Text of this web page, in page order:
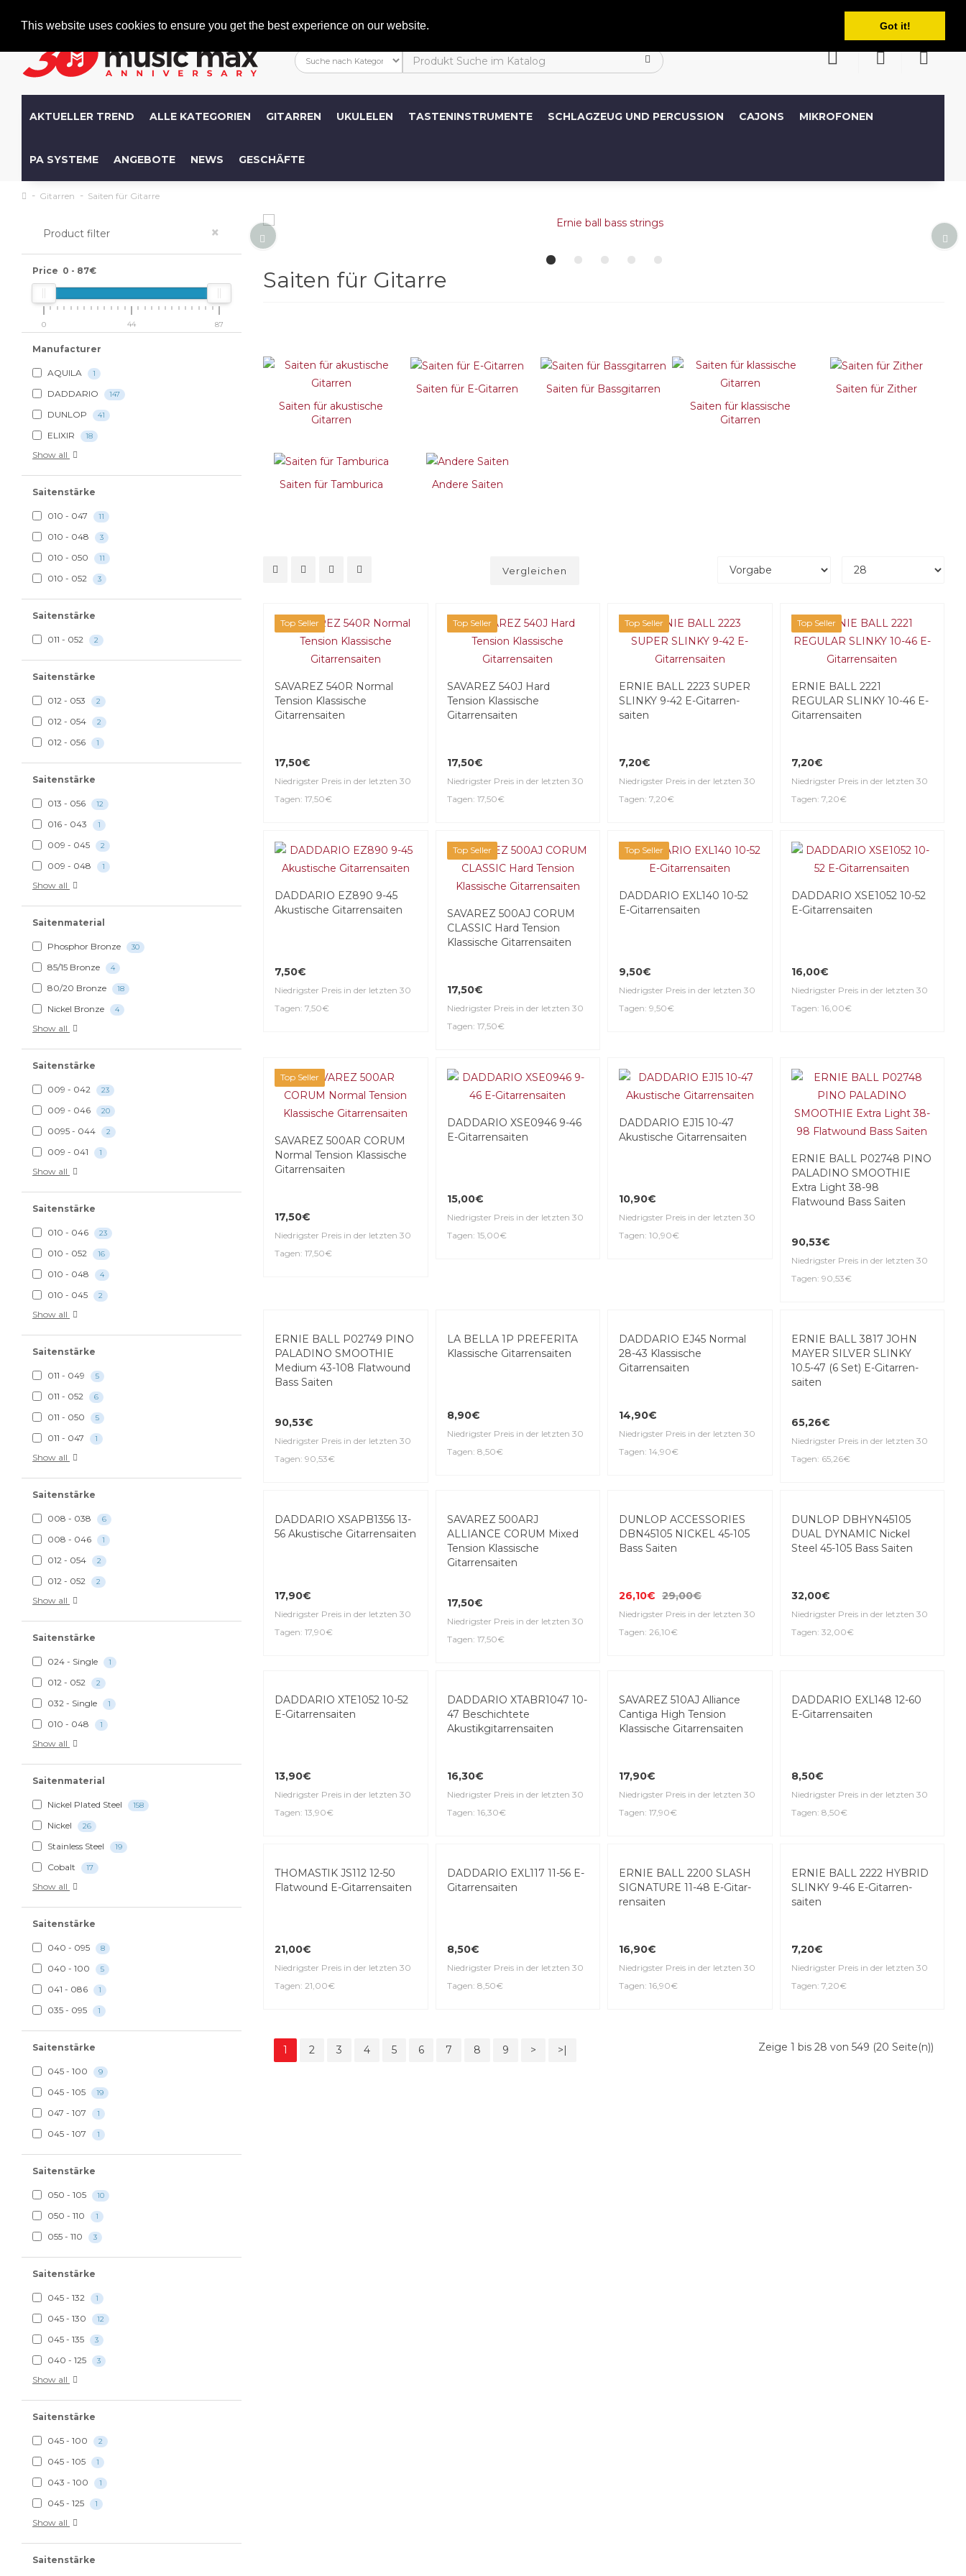
This website uses cookies to ensure you get the best experience on our website. Got it!
Deutsch
AKTUELLER TREND ALLE KATEGORIEN GITARREN UKULELEN TASTENINSTRUMENTE SCHLAGZEUG UND PERCUSSION CAJONS MIKROFONEN
PA SYSTEME ANGEBOTE NEWS GESCHÄFTE
Gitarren Saiten für Gitarre
Product filter ×
Price 0 - 87€
0 44 87
Manufacturer
AQUILA 1
DADDARIO 147
DUNLOP 41
ELIXIR 18
Show all
Saitenstärke
010 - 047 11
010 - 048 3
010 - 050 11
010 - 052 3
Saitenstärke
011 - 052 2
Saitenstärke
012 - 053 2
012 - 054 2
012 - 056 1
Saitenstärke
013 - 056 12
016 - 043 1
009 - 045 2
009 - 048 1
Show all
Saitenmaterial
Phosphor Bronze 30
85/15 Bronze 4
80/20 Bronze 18
Nickel Bronze 4
Show all
Saitenstärke
009 - 042 23
009 - 046 20
0095 - 044 2
009 - 041 1
Show all
Saitenstärke
010 - 046 23
010 - 052 16
010 - 048 4
010 - 045 2
Show all
Saitenstärke
011 - 049 5
011 - 052 6
011 - 050 5
011 - 047 1
Show all
Saitenstärke
008 - 038 6
008 - 046 1
012 - 054 2
012 - 052 2
Show all
Saitenstärke
024 - Single 1
012 - 052 2
032 - Single 1
010 - 048 1
Show all
Saitenmaterial
Nickel Plated Steel 158
Nickel 26
Stain­less Steel 19
Cobalt 17
Show all
Saitenstärke
040 - 095 8
040 - 100 5
041 - 086 1
035 - 095 1
Saitenstärke
045 - 100 9
045 - 105 19
047 - 107 1
045 - 107 1
Saitenstärke
050 - 105 10
050 - 110 1
055 - 110 3
Saitenstärke
045 - 132 1
045 - 130 12
045 - 135 3
040 - 125 3
Show all
Saitenstärke
045 - 100 2
045 - 105 1
043 - 100 1
045 - 125 1
Show all
Saitenstärke
Saiten für Gitarre
Saiten für akustische
Gitarren
Saiten für E-Gitarren
Saiten für Bassgitarren
Saiten für klassische
Gitarren
Saiten für Zither
Saiten für Tamburica Andere Saiten
Vergleichen
Top Seller
SAVAREZ 540R Normal
Tension Klassische
Gitarrensaiten
17,50€
Niedrigster Preis in der letzten 30
Tagen: 17,50€
Top Seller
SAVAREZ 540J Hard
Tension Klassische
Gitarrensaiten
17,50€
Niedrigster Preis in der letzten 30
Tagen: 17,50€
Top Seller
ERNIE BALL 2223 SUPER
SLINKY 9-42 E-Gitar­ren­
saiten
7,20€
Niedrigster Preis in der letzten 30
Tagen: 7,20€
Top Seller
ERNIE BALL 2221
REGULAR SLINKY 10-46 E-
Gitar­ren­saiten
7,20€
Niedrigster Preis in der letzten 30
Tagen: 7,20€
DADDARIO EZ890 9-45
Akustische Gitarrensaiten
7,50€
Niedrigster Preis in der letzten 30
Tagen: 7,50€
Top Seller
SAVAREZ 500AJ CORUM
CLASSIC Hard Tension
Klassische Gitarrensaiten
17,50€
Niedrigster Preis in der letzten 30
Tagen: 17,50€
Top Seller
DADDARIO EXL140 10-52
E-Gitar­ren­saiten
9,50€
Niedrigster Preis in der letzten 30
Tagen: 9,50€
DADDARIO XSE1052 10-52
E-Gitar­ren­saiten
16,00€
Niedrigster Preis in der letzten 30
Tagen: 16,00€
Top Seller
SAVAREZ 500AR CORUM
Normal Tension Klassische
Gitarrensaiten
17,50€
Niedrigster Preis in der letzten 30
Tagen: 17,50€
DADDARIO XSE0946 9-46
E-Gitar­ren­saiten
15,00€
Niedrigster Preis in der letzten 30
Tagen: 15,00€
DADDARIO EJ15 10-47
Akustische Gitarrensaiten
10,90€
Niedrigster Preis in der letzten 30
Tagen: 10,90€
ERNIE BALL P02748 PINO
PALADINO SMOOTHIE
Extra Light 38-98
Flatwound Bass Saiten
90,53€
Niedrigster Preis in der letzten 30
Tagen: 90,53€
ERNIE BALL P02749 PINO
PALADINO SMOOTHIE
Medium 43-108 Flatwound
Bass Saiten
90,53€
Niedrigster Preis in der letzten 30
Tagen: 90,53€
LA BELLA 1P PREFERITA
Klassische Gitarrensaiten
8,90€
Niedrigster Preis in der letzten 30
Tagen: 8,50€
DADDARIO EJ45 Normal
28-43 Klassische
Gitarrensaiten
14,90€
Niedrigster Preis in der letzten 30
Tagen: 14,90€
ERNIE BALL 3817 JOHN
MAYER SILVER SLINKY
10.5-47 (6 Set) E-Gitar­ren­
saiten
65,26€
Niedrigster Preis in der letzten 30
Tagen: 65,26€
DADDARIO XSAPB1356 13-
56 Akustische Gitarrensaiten
17,90€
Niedrigster Preis in der letzten 30
Tagen: 17,90€
SAVAREZ 500ARJ
ALLIANCE CORUM Mixed
Tension Klassische
Gitarrensaiten
17,50€
Niedrigster Preis in der letzten 30
Tagen: 17,50€
DUNLOP ACCESSORIES
DBN45105 NICKEL 45-105
Bass Saiten
26,10€ 29,00€
Niedrigster Preis in der letzten 30
Tagen: 26,10€
DUNLOP DBHYN45105
DUAL DYNAMIC Nickel
Steel 45-105 Bass Saiten
32,00€
Niedrigster Preis in der letzten 30
Tagen: 32,00€
DADDARIO XTE1052 10-52
E-Gitar­ren­saiten
13,90€
Niedrigster Preis in der letzten 30
Tagen: 13,90€
DADDARIO XTABR1047 10-
47 Beschichtete
Akustikgitarrensaiten
16,30€
Niedrigster Preis in der letzten 30
Tagen: 16,30€
SAVAREZ 510AJ Alliance
Cantiga High Tension
Klassische Gitarrensaiten
17,90€
Niedrigster Preis in der letzten 30
Tagen: 17,90€
DADDARIO EXL148 12-60
E-Gitar­ren­saiten
8,50€
Niedrigster Preis in der letzten 30
Tagen: 8,50€
THOMASTIK JS112 12-50
Flatwound E-Gitarrensaiten
21,00€
Niedrigster Preis in der letzten 30
Tagen: 21,00€
DADDARIO EXL117 11-56 E-
Gitar­ren­saiten
8,50€
Niedrigster Preis in der letzten 30
Tagen: 8,50€
ERNIE BALL 2200 SLASH
SIGNATURE 11-48 E-Gitar­
ren­saiten
16,90€
Niedrigster Preis in der letzten 30
Tagen: 16,90€
ERNIE BALL 2222 HYBRID
SLINKY 9-46 E-Gitar­ren­
saiten
7,20€
Niedrigster Preis in der letzten 30
Tagen: 7,20€
1 2 3 4 5 6 7 8 9 > >| Zeige 1 bis 28 von 549 (20 Seite(n))